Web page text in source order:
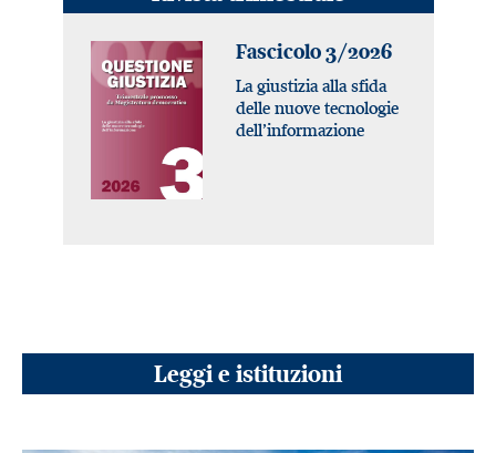
Fascicolo 3/2026
La giustizia alla sfida
delle nuove tecnologie
dell’informazione
Leggi e istituzioni